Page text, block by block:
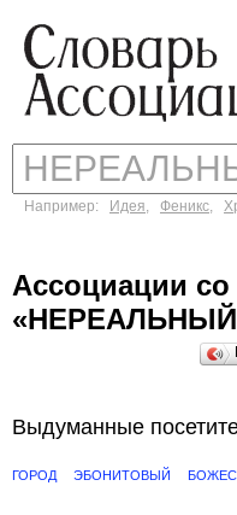
Например: Идея, Феникс,
Ассоциации
Выдуманные
ГОРОД ЭБОНИТОВЫЙ